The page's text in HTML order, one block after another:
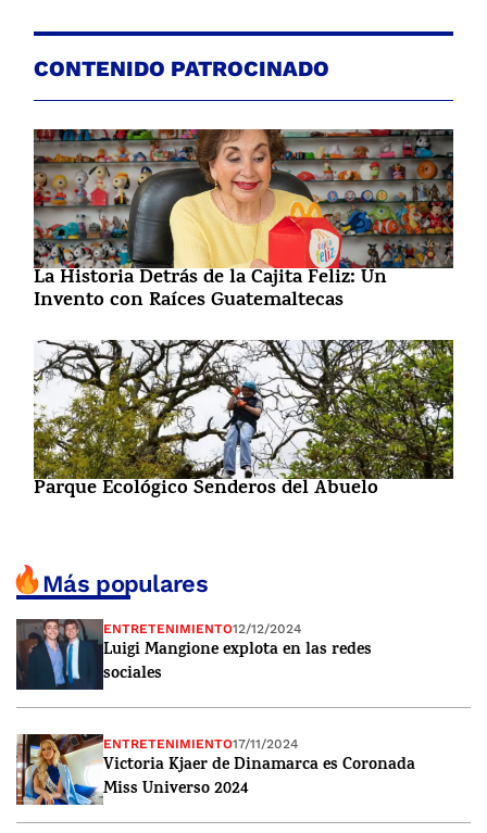
CONTENIDO PATROCINADO
La Historia Detrás de la Cajita Feliz: Un
Invento con Raíces Guatemaltecas
Parque Ecológico Senderos del Abuelo
Más populares
ENTRETENIMIENTO12/12/2024
Luigi Mangione explota en las redes
sociales
ENTRETENIMIENTO17/11/2024
Victoria Kjaer de Dinamarca es Coronada
Miss Universo 2024